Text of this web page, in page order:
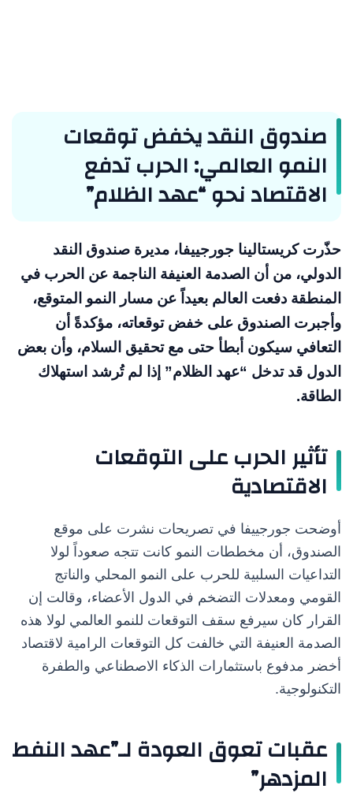
صندوق النقد يخفض توقعات
النمو العالمي: الحرب تدفع
الاقتصاد نحو “عهد الظلام”
حذّرت كريستالينا جورجييفا، مديرة صندوق النقد
الدولي، من أن الصدمة العنيفة الناجمة عن الحرب في
المنطقة دفعت العالم بعيداً عن مسار النمو المتوقع،
وأجبرت الصندوق على خفض توقعاته، مؤكدةً أن
التعافي سيكون أبطأ حتى مع تحقيق السلام، وأن بعض
الدول قد تدخل “عهد الظلام” إذا لم تُرشد استهلاك
الطاقة.
تأثير الحرب على التوقعات
الاقتصادية
أوضحت جورجييفا في تصريحات نشرت على موقع
الصندوق، أن مخططات النمو كانت تتجه صعوداً لولا
التداعيات السلبية للحرب على النمو المحلي والناتج
القومي ومعدلات التضخم في الدول الأعضاء، وقالت إن
القرار كان سيرفع سقف التوقعات للنمو العالمي لولا هذه
الصدمة العنيفة التي خالفت كل التوقعات الرامية لاقتصاد
أخضر مدفوع باستثمارات الذكاء الاصطناعي والطفرة
التكنولوجية.
عقبات تعوق العودة لـ”عهد النفط
المزدهر”